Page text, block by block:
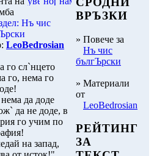
LeoBedrosian
го сл`нцето
го, нема го
да доде
да не доде, в
го учим по
на запад,
ВРЪЗКИ
» Повече за
Нъ чис
бългЪрски
» Материали
от
LeoBedrosian
РЕЙТИНГ
ЗА